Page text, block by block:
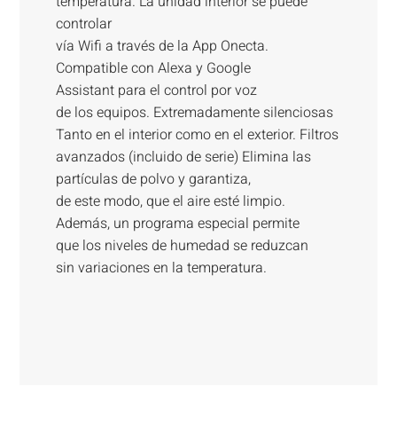
controlar
vía Wifi a través de la App Onecta.
Compatible con Alexa y Google
Assistant para el control por voz
de los equipos. Extremadamente silenciosas
Tanto en el interior como en el exterior. Filtros
avanzados (incluido de serie) Elimina las
partículas de polvo y garantiza,
de este modo, que el aire esté limpio.
Además, un programa especial permite
que los niveles de humedad se reduzcan
sin variaciones en la temperatura.